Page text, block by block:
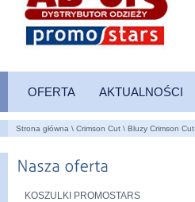
OFERTA AKTUALNOŚCI
Strona główna \ Crimson Cut \ Bluzy Crimson Cut
KOSZULKI PROMOSTARS